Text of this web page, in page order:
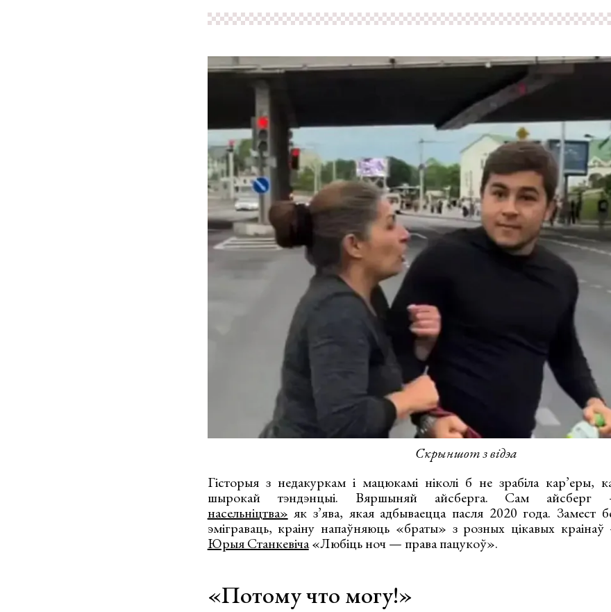
Скрыншот з відэа
Гісторыя з недакуркам і мацюкамі ніколі б не зрабіла кар’еры,
шырокай тэндэнцыі. Вяршыняй айсберга. Сам
насельніцтва» як з’ява, якая адбываецца пасля 2020 года. Замест
эміграваць, краіну напаўняюць «браты» з розных цікавых
Юрыя Станкевіча«Любіць ноч — права пацукоў».
«Потому что могу!»